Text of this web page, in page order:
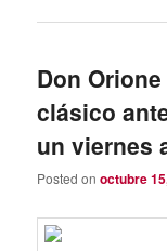
Don
clásico
un viernes
Posted onoctubre